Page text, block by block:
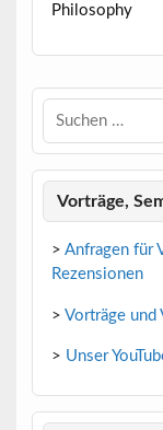
Philosophy
Vorträge,
> Anfragen für
Rezensionen
> Vorträge und
> Unser